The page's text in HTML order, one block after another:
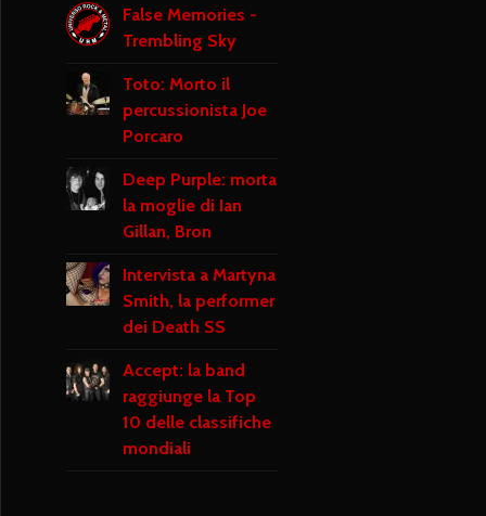
False Memories -
Trembling Sky
Toto: Morto il
percussionista Joe
Porcaro
Deep Purple: morta
la moglie di Ian
Gillan, Bron
Intervista a Martyna
Smith, la performer
dei Death SS
Accept: la band
raggiunge la Top
10 delle classifiche
mondiali